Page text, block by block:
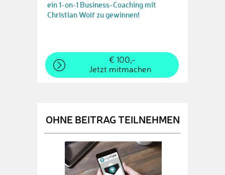
ein 1-on-1 Business-Coaching mit
Christian Wolf zu gewinnen!
€ 100,-
Jetzt mitmachen
OHNE BEITRAG TEILNEHMEN